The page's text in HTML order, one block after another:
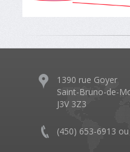
1390 rue Goyer
Saint-Bruno-de-
J3V 3Z3
(450) 653-6913